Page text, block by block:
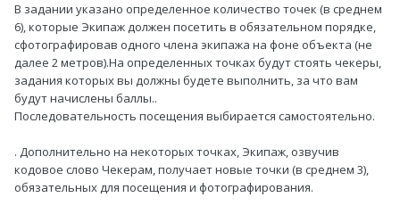
В задании указано определенное количество точек (в среднем
6), которые Экипаж должен посетить в обязательном порядке,
сфотографировав одного члена экипажа на фоне объекта (не
далее 2 метров).На определенных точках будут стоять чекеры,
задания которых вы должны будете выполнить, за что вам
будут начислены баллы..
Последовательность посещения выбирается самостоятельно.
. Дополнительно на некоторых точках, Экипаж, озвучив
кодовое слово Чекерам, получает новые точки (в среднем 3),
обязательных для посещения и фотографирования.